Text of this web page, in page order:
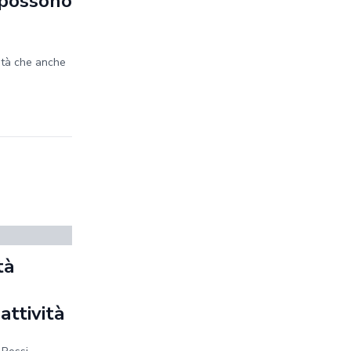
che anche